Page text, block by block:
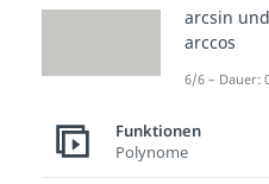
Wie
einer
zeigen
Nun
arcsin und
arccos
6/6 – Dauer:
Funktionen
Polynome